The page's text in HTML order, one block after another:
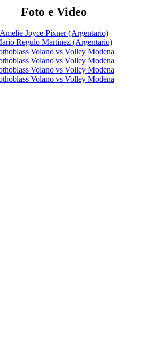
Foto e Video
Amelie Joyce Pixner (Argentario)
Regulo Martinez (Argentario)
Volano vs Volley Modena
Volano vs Volley Modena
Volano vs Volley Modena
Volano vs Volley Modena